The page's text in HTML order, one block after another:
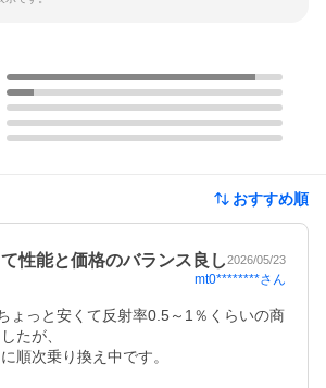
おすすめ順
性能と価格のバランス良し2026/05/23
mt0********さん
ょっと安くて反射率0.5～1％くらいの商
たが、
順次乗り換え中です。